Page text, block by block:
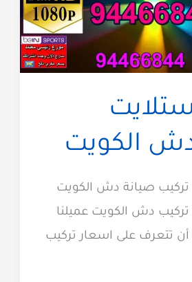
الكويت
تركيب صيانة دش الكويت
دش الكويت عميلنا
أن تتعرف على اسعار تركيب